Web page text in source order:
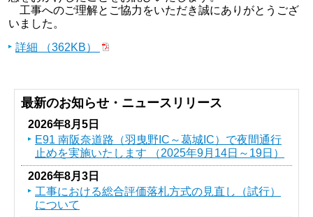
工事へのご理解とご協力をいただき誠にありがとうござ
いました。
詳細 （362KB）
最新のお知らせ・ニュースリリース
2026年8月5日
E91 南阪奈道路（羽曳野IC～葛󠄀城IC）で夜間通行
止めを実施いたします （2025年9月14日～19日）
2026年8月3日
工事における総合評価落札方式の見直し（試行）
について